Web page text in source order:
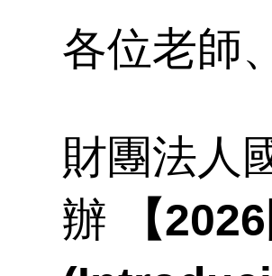
各位老師
財團法人
辦
【